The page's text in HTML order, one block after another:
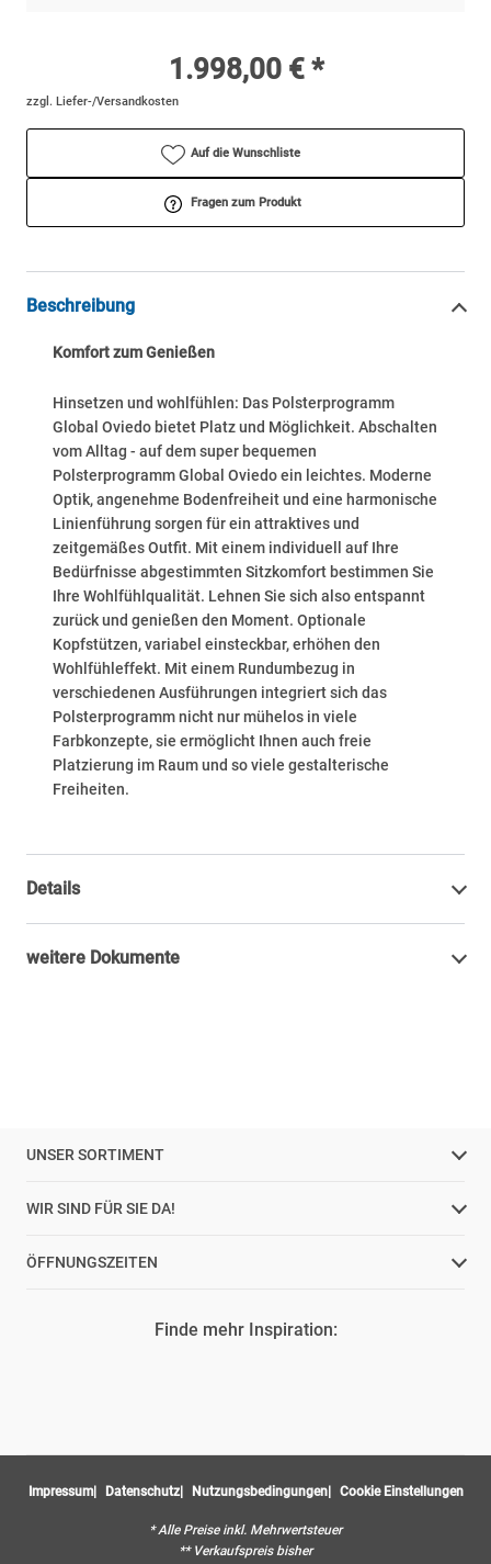
1.998,00 € *
zzgl. Liefer-/Versandkosten
Auf die Wunschliste
Fragen zum Produkt
Beschreibung
Komfort zum Genießen
Hinsetzen und wohlfühlen: Das Polsterprogramm
Global Oviedo bietet Platz und Möglichkeit. Abschalten
vom Alltag - auf dem super bequemen
Polsterprogramm Global Oviedo ein leichtes. Moderne
Optik, angenehme Bodenfreiheit und eine harmonische
Linienführung sorgen für ein attraktives und
zeitgemäßes Outfit. Mit einem individuell auf Ihre
Bedürfnisse abgestimmten Sitzkomfort bestimmen Sie
Ihre Wohlfühlqualität. Lehnen Sie sich also entspannt
zurück und genießen den Moment. Optionale
Kopfstützen, variabel einsteckbar, erhöhen den
Wohlfühleffekt. Mit einem Rundumbezug in
verschiedenen Ausführungen integriert sich das
Polsterprogramm nicht nur mühelos in viele
Farbkonzepte, sie ermöglicht Ihnen auch freie
Platzierung im Raum und so viele gestalterische
Freiheiten.
Details
weitere Dokumente
UNSER SORTIMENT
WIR SIND FÜR SIE DA!
ÖFFNUNGSZEITEN
Finde mehr Inspiration:
Impressum Datenschutz Nutzungsbedingungen Cookie Einstellungen
* Alle Preise inkl. Mehrwertsteuer
** Verkaufspreis bisher